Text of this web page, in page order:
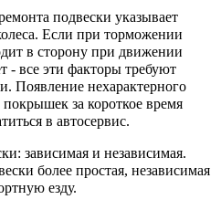
подвески указывает
Если при торможении
в сторону при движении
- все эти факторы требуют
Появление нехарактерного
за короткое время
в автосервис.
зависимая и независимая.
более простая, независимая
езду.